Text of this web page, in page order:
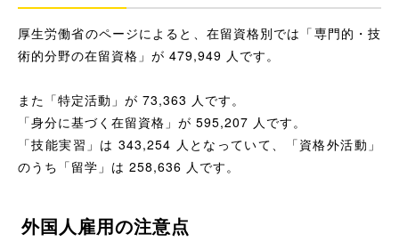
厚生労働省のページによると、在留資格別では「専門的・技
術的分野の在留資格」が 479,949 人です。
また「特定活動」が 73,363 人です。
「身分に基づく在留資格」が 595,207 人です。
「技能実習」は 343,254 人となっていて、「資格外活動」
のうち「留学」は 258,636 人です。
外国人雇用の注意点